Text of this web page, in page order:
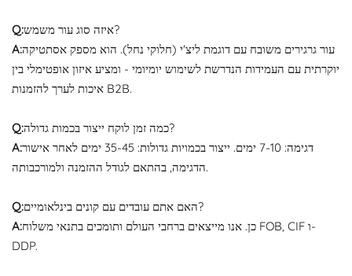
Q:
איזה סוג עור משמש?
A:עור גרגירים משובח עם דוגמת ליצ'י (חלוקי נחל). הוא מספק אסתטיקה
יוקרתית עם העמידות הנדרשת לשימוש יומיומי - ומציע איזון אופטימלי בין
איכות לערך להזמנות B2B.
Q:
כמה זמן לוקח ייצור בכמות גדולה?
A:דגימה: 7-10 ימים. ייצור בכמויות גדולות: 35-45 ימים לאחר אישור
הדגימה, בהתאם לגודל ההזמנה ולמורכבותה.
Q:
האם אתם עובדים עם קונים בינלאומיים?
A:כן. אנו מייצאים ברחבי העולם ותומכים בתנאי משלוח FOB, CIF ו-
DDP.